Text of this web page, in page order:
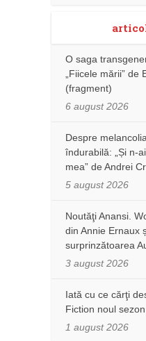
O saga
„Fiicele mării”
(fragment)
6 august 2026
Despre
îndurabilă: „Și n-
mea” de Andrei
5 august 2026
Noutăţi Anansi.
din Annie Ernaux
surprinzătoarea
3 august 2026
Iată cu ce cărţi
Fiction noul
1 august 2026